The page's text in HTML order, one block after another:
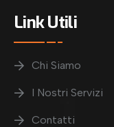
Link Utili
Chi Siamo
I Nostri Servizi
Contatti